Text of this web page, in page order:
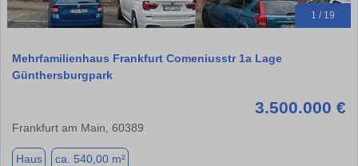
1 / 19
Mehrfamilienhaus Frankfurt Comeniusstr 1a Lage
Günthersburgpark
3.500.000 €
Frankfurt am Main, 60389
Haus ca. 540,00 m²